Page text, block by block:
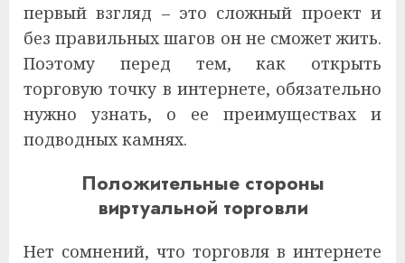
первый взгляд – это сложный проект и
без правильных шагов он не сможет жить.
Поэтому перед тем, как открыть
торговую точку в интернете, обязательно
нужно узнать, о ее преимуществах и
подводных камнях.
Положительные стороны
виртуальной торговли
Нет сомнений, что торговля в интернете